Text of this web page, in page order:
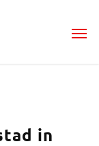
in